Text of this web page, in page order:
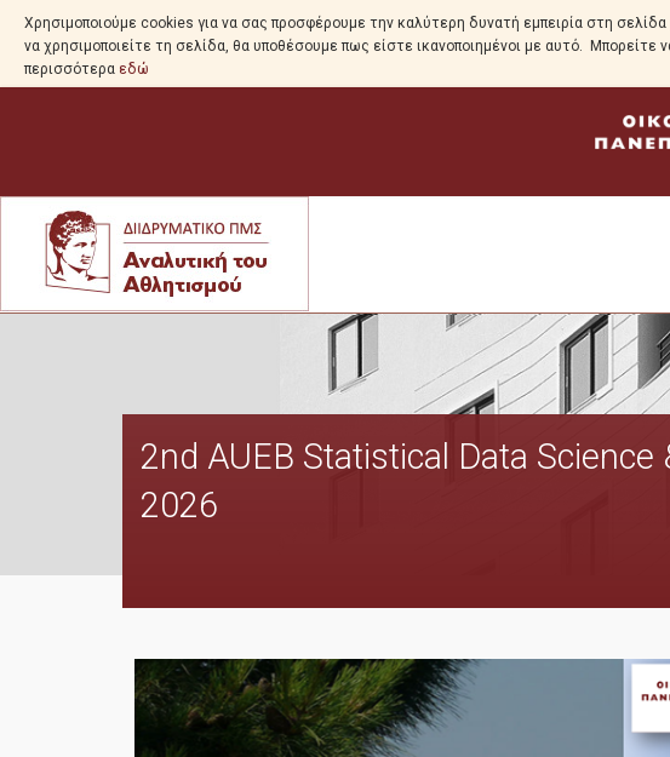
Χρησιμοποιούμε cookies για να σας προσφέρουμε την καλύτερη δυνατή εμπειρία στη
να χρησιμοποιείτε τη σελίδα, θα υποθέσουμε πως είστε ικανοποιημένοι με αυτό. Μπορείτε
περισσότερα εδώ
2nd AUEB Statistical Data
2026